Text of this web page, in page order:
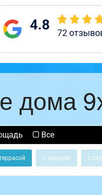
4.8 72
дома
Все
с эркером с